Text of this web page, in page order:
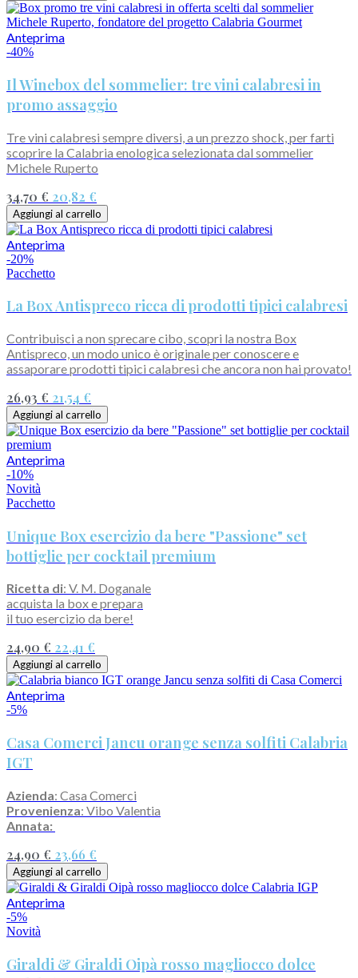
Anteprima
-40%
Il Winebox del sommelier: tre vini calabresi in
promo assaggio
Tre vini calabresi sempre diversi, a un prezzo shock, per farti
scoprire la Calabria enologica selezionata dal sommelier
Michele Ruperto
34,70 € 20,82 €
Aggiungi al carrello
Anteprima
-20%
Pacchetto
La Box Antispreco ricca di prodotti tipici calabresi
Contribuisci a non sprecare cibo, scopri la nostra Box
Antispreco, un modo unico è originale per conoscere e
assaporare prodotti tipici calabresi che ancora non hai provato!
26,93 € 21,54 €
Aggiungi al carrello
Anteprima
-10%
Novità
Pacchetto
Unique Box esercizio da bere "Passione" set
bottiglie per cocktail premium
Ricetta di: V. M. Doganale
acquista la box e prepara
il tuo esercizio da bere!
24,90 € 22,41 €
Aggiungi al carrello
Anteprima
-5%
Casa Comerci Jancu orange senza solfiti Calabria
IGT
Azienda: Casa Comerci
Provenienza: Vibo Valentia
Annata:
24,90 € 23,66 €
Aggiungi al carrello
Anteprima
-5%
Novità
Giraldi & Giraldi Oipà rosso magliocco dolce